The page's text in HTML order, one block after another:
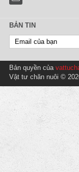
BẢN TIN
Bản quyền của
Vật tư chăn nuôi ©